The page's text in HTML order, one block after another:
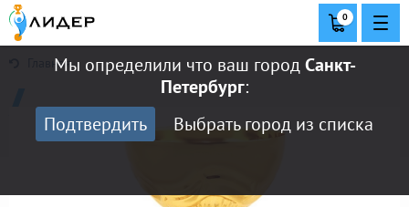
Мы определили что ваш городСанкт-
Петербург:
Подтвердить
Выбрать город из списка
0
Главная